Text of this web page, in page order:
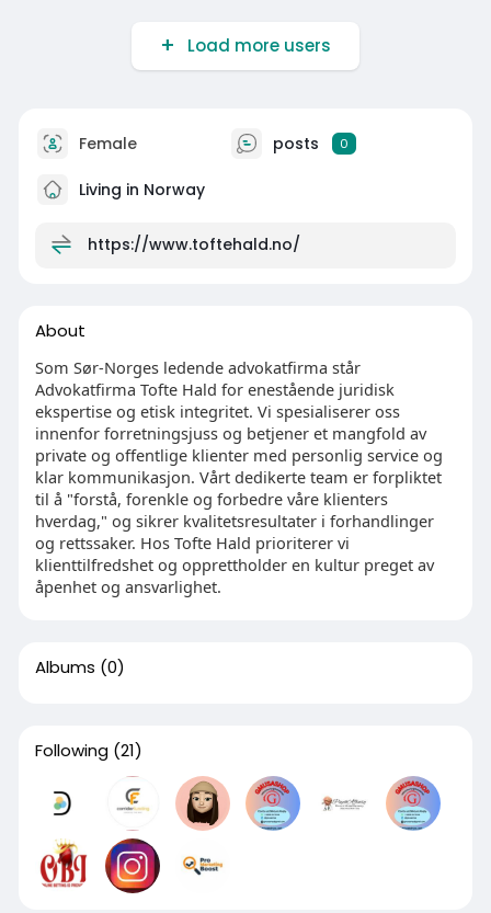
Load more users
Female posts 0
Living in Norway
https://www.toftehald.no/
About
Som Sør-Norges ledende advokatfirma står
Advokatfirma Tofte Hald for enestående juridisk
ekspertise og etisk integritet. Vi spesialiserer oss
innenfor forretningsjuss og betjener et mangfold av
private og offentlige klienter med personlig service og
klar kommunikasjon. Vårt dedikerte team er forpliktet
til å "forstå, forenkle og forbedre våre klienters
hverdag," og sikrer kvalitetsresultater i forhandlinger
og rettssaker. Hos Tofte Hald prioriterer vi
klienttilfredshet og opprettholder en kultur preget av
åpenhet og ansvarlighet.
Albums (0)
Following (21)